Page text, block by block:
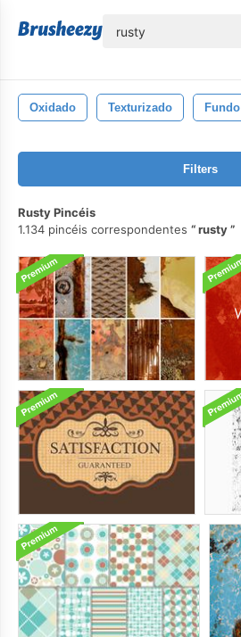
Oxidado Texturizado Fundo
Filters
Rusty Pincéis
1.134 pincéis correspondentes
rusty